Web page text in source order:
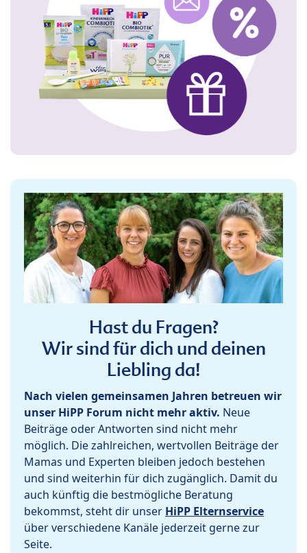
Hast du Fragen?
Wir sind für dich und deinen
Liebling da!
Nach vielen gemeinsamen Jahren betreuen wir
unser HiPP Forum nicht mehr aktiv. Neue
Beiträge oder Antworten sind nicht mehr
möglich. Die zahlreichen, wertvollen Beiträge der
Mamas und Experten bleiben jedoch bestehen
und sind weiterhin für dich zugänglich. Damit du
auch künftig die bestmögliche Beratung
bekommst, steht dir unser HiPP Elternservice
über verschiedene Kanäle jederzeit gerne zur
Seite.